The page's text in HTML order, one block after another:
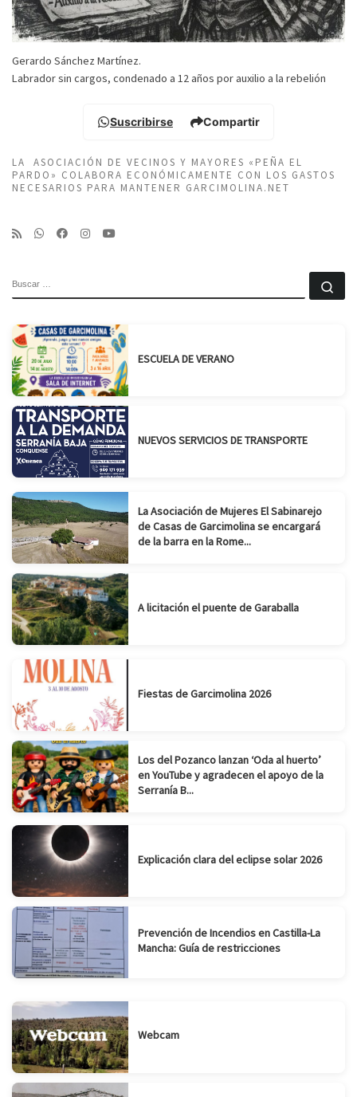
Gerardo Sánchez Martínez.
Labrador sin cargos, condenado a 12 años por auxilio a la rebelión
Suscribirse Compartir
LA ASOCIACIÓN DE VECINOS Y MAYORES «PEÑA EL
PARDO» COLABORA ECONÓMICAMENTE CON LOS GASTOS
NECESARIOS PARA MANTENER GARCIMOLINA.NET
ESCUELA DE VERANO
NUEVOS SERVICIOS DE TRANSPORTE
La Asociación de Mujeres El Sabinarejo
de Casas de Garcimolina se encargará
de la barra en la Rome...
A licitación el puente de Garaballa
Fiestas de Garcimolina 2026
Los del Pozanco lanzan ‘Oda al huerto’
en YouTube y agradecen el apoyo de la
Serranía B...
Explicación clara del eclipse solar 2026
Prevención de Incendios en Castilla-La
Mancha: Guía de restricciones
Webcam